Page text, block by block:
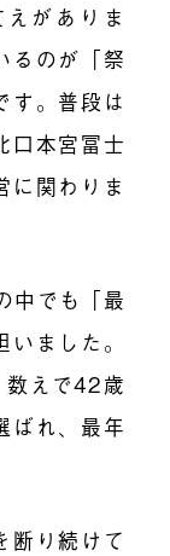
がありま
るのが「祭
す。普段は
口本宮冨士
に関わりま
中でも「最
ました。
数えで42歳
ばれ、最年
断り続けて